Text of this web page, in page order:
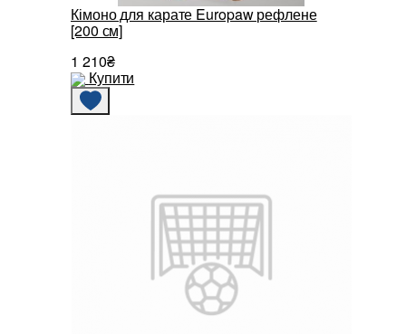
Кімоно для карате Europaw рефлене
[200 см]
1 210₴
Купити